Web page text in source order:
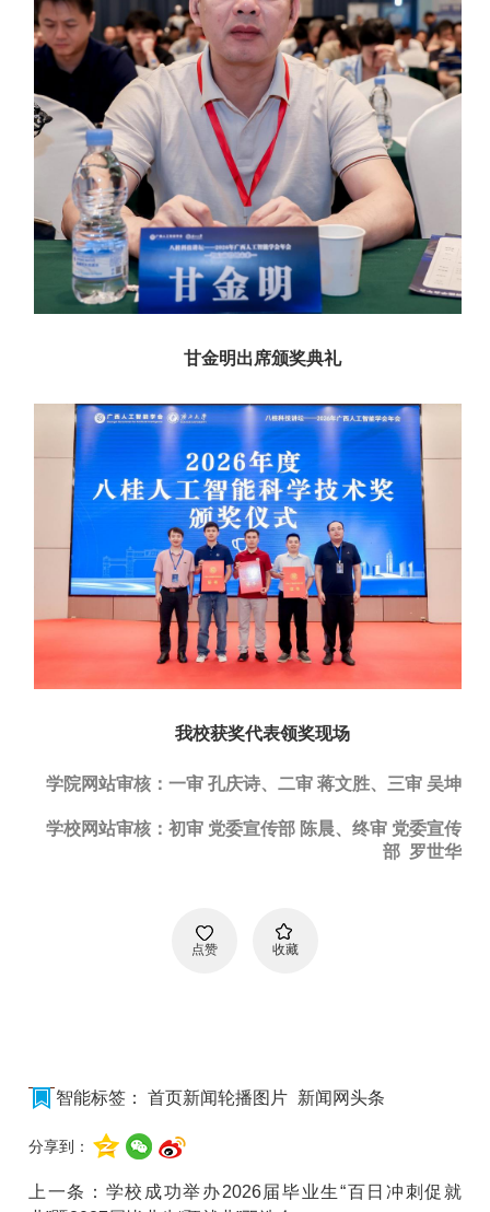
甘金明出席颁奖典礼
我校获奖代表领奖现场
学院网站审核：一审 孔庆诗、二审 蒋文胜、三审 吴坤
学校网站审核：初审 党委宣传部 陈晨、终审 党委宣传
部 罗世华
点赞 收藏
智能标签： 首页新闻轮播图片 新闻网头条
分享到：
上一条： 学校成功举办2026届毕业生“百日冲刺促就